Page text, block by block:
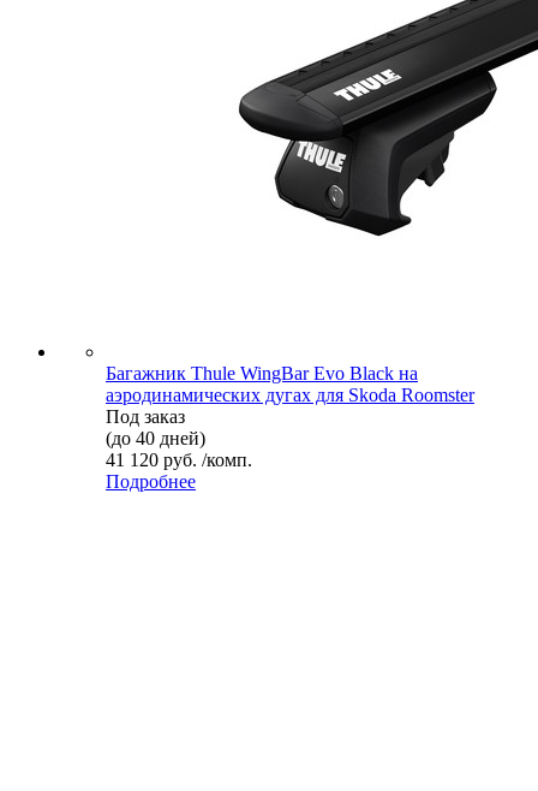
Багажник Thule WingBar Evo Black на
аэродинамических дугах для Skoda Roomster
Под заказ
(до 40 дней)
41 120 руб. /комп.
Подробнее